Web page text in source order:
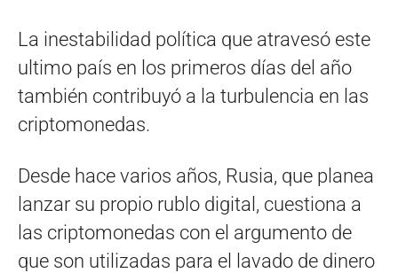
La inestabilidad política que atravesó este
ultimo país en los primeros días del año
también contribuyó a la turbulencia en las
criptomonedas.
Desde hace varios años, Rusia, que planea
lanzar su propio rublo digital, cuestiona a
las criptomonedas con el argumento de
que son utilizadas para el lavado de dinero